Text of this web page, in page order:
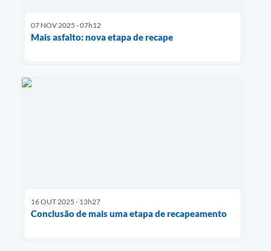
07 NOV 2025 - 07h12
Mais asfalto: nova etapa de recape
16 OUT 2025 - 13h27
Conclusão de mais uma etapa de recapeamento